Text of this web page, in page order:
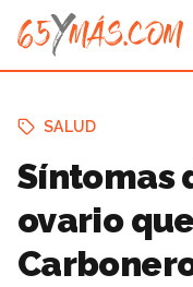
SALUD
Síntomas
ovario